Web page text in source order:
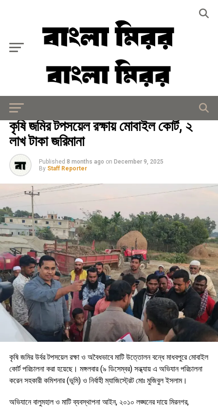
জাতীয়
কৃষি জমির টপসয়েল রক্ষায় মোবাইল কোর্ট, ২
লাখ টাকা জরিমানা
Published 8 months ago on December 9, 2025
By Staff Reporter
কৃষি জমির উর্বর টপসয়েল রক্ষা ও অবৈধভাবে মাটি উত্তোলন বন্ধে মাধবপুরে মোবাইল
কোর্ট পরিচালনা করা হয়েছে। মঙ্গলবার (৯ ডিসেম্বর) সন্ধ্যায় এ অভিযান পরিচালনা
করেন সহকারী কমিশনার (ভূমি) ও নির্বাহী ম্যাজিস্ট্রেট মোঃ মুজিবুল ইসলাম।
অভিযানে বালুমহাল ও মাটি ব্যবস্থাপনা আইন, ২০১০ লঙ্ঘনের দায়ে মিরনগর,